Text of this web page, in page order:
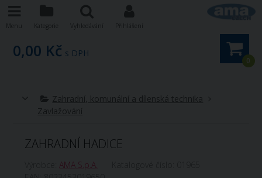
0
0,00 Kč s DPH
Zahradní, komunální a dílenská technika
Zavlažování
ZAHRADNÍ HADICE
Výrobce:AMA S.p.A.
Menu Kategorie Vyhledávání Přihlášení